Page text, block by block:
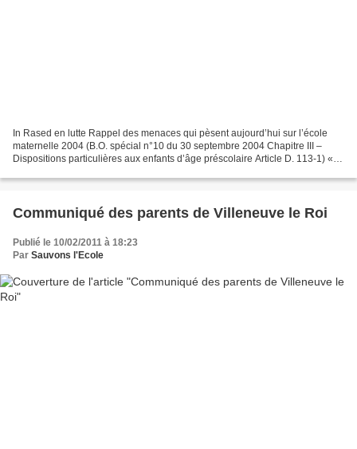
In Rased en lutte Rappel des menaces qui pèsent aujourd’hui sur l’école
maternelle 2004 (B.O. spécial n°10 du 30 septembre 2004 Chapitre III –
Dispositions particulières aux enfants d’âge préscolaire Article D. 113-1) «
Communiqué des parents de Villeneuve le Roi
Publié le 10/02/2011 à 18:23
Par Sauvons l'Ecole